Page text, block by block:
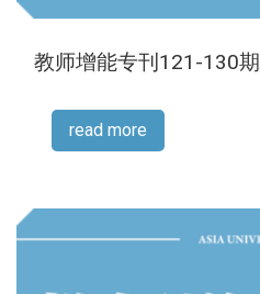
教师增能专刊121-130期
read more